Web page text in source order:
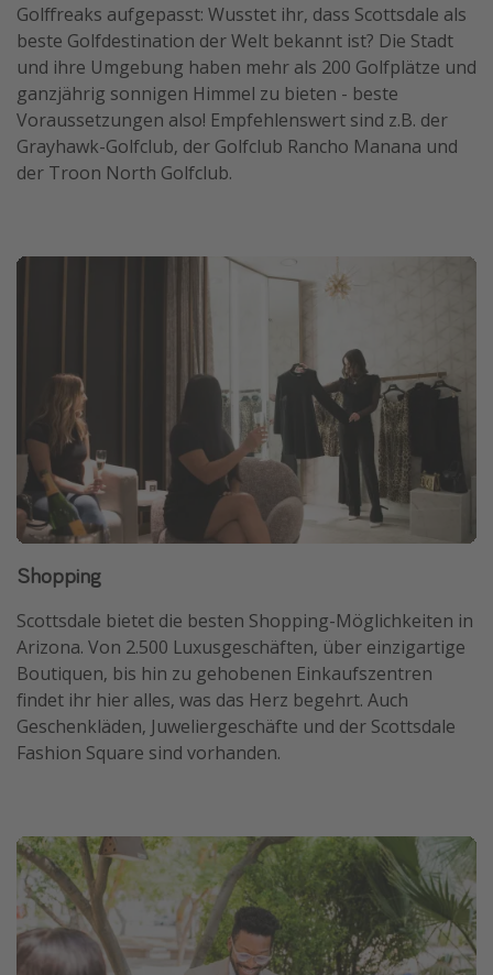
Golffreaks aufgepasst: Wusstet ihr, dass Scottsdale als
beste Golfdestination der Welt bekannt ist? Die Stadt
und ihre Umgebung haben mehr als 200 Golfplätze und
ganzjährig sonnigen Himmel zu bieten - beste
Voraussetzungen also! Empfehlenswert sind z.B. der
Grayhawk-Golfclub, der Golfclub Rancho Manana und
der Troon North Golfclub.
Shopping
Scottsdale bietet die besten Shopping-Möglichkeiten in
Arizona. Von 2.500 Luxusgeschäften, über einzigartige
Boutiquen, bis hin zu gehobenen Einkaufszentren
findet ihr hier alles, was das Herz begehrt. Auch
Geschenkläden, Juweliergeschäfte und der Scottsdale
Fashion Square sind vorhanden.